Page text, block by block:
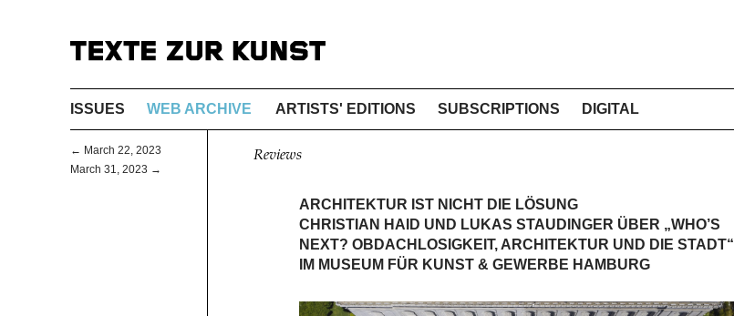
ISSUES WEB ARCHIVE ARTISTS' EDITIONS SUBSCRIPTIONS DIGITAL
← March 22, 2023
March 31, 2023 →
Reviews
ARCHITEKTUR IST NICHT DIE LÖSUNG
CHRISTIAN HAID UND LUKAS STAUDINGER ÜBER „WHO’S
NEXT? OBDACHLOSIGKEIT, ARCHITEKTUR UND DIE STADT“
IM MUSEUM FÜR KUNST & GEWERBE HAMBURG